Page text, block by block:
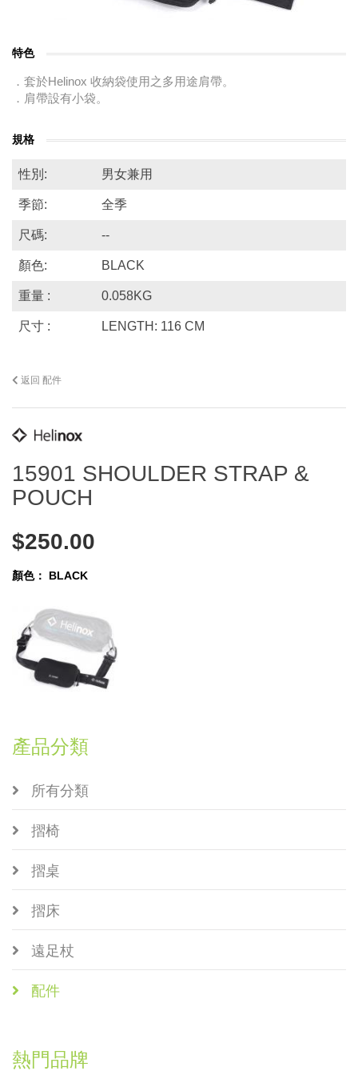
特色
．套於Helinox 收納袋使用之多用途肩帶。
．肩帶設有小袋。
規格
性別: 男女兼用
季節: 全季
尺碼: --
顏色: BLACK
重量 : 0.058KG
尺寸 : LENGTH: 116 CM
返回 配件
15901 SHOULDER STRAP &
POUCH
$250.00
顏色： BLACK
產品分類
所有分類
摺椅
摺桌
摺床
遠足杖
配件
熱門品牌